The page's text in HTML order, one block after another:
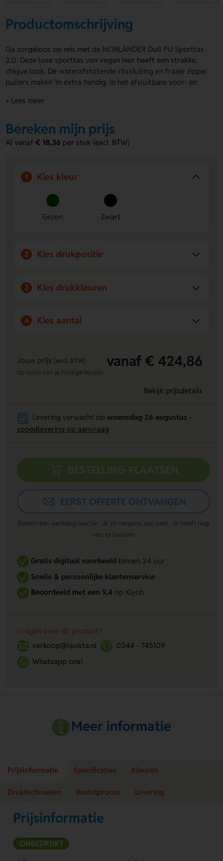
Productomschrijving
Ga zorgeloos op reis met de NORLÄNDER Dull PU Sporttas
2.0. Deze luxe sporttas van vegan leer heeft een strakke,
chique look. De waterafstotende ritssluiting en fraaie zipper
pullers maken ’m extra handig. In het afsluitbare voor- en
Dull PU Sporttas 2.0 aan de hengsels of met de verstelbare
logo, naam of eigen ontwerp aanbrengen. Verkrijgbaar in
Groen en Zwart. Bestel of vraag een prijs op.
Sporttas 2.0
Ruimte voor al je spullen
neem je alles makkelijk mee.
Bedrukbaar met logo, naam of eigen ontwerp
voor een herkenbare en professionele uitstraling.
+ Lees meer
Bereken mijn prijs
Al vanaf€ 18,36 per stuk (excl. BTW)
1 Kies kleur
Groen Zwart
2 Kies drukpositie
3 Kies drukkleuren
4 Kies aantal
Jouw prijs (excl. BTW) vanaf € 424,86
op basis van je huidige keuzes
Bekijk prijsdetails
Levering verwacht op woensdag 26 augustus
spoedlevering op aanvraag
BESTELLING PLAATSEN
EERST OFFERTE ONTVANGEN
Binnen één werkdag reactie · Je zit nergens aan vast · Je hoeft nog
niet te betalen
Gratis digitaal voorbeeldbinnen 24 uur
Snelle & persoonlijke klantenservice
Beoordeeld met een 9,4op Kiyoh
Vragen over dit product?
verkoop@lavista.nl
0344 - 745109
Whatsapp ons!
Meer informatie
Prijsinformatie Specificaties Kleuren
Druktechnieken Bestelproces Levering
Prijsinformatie
ONBEDRUKT